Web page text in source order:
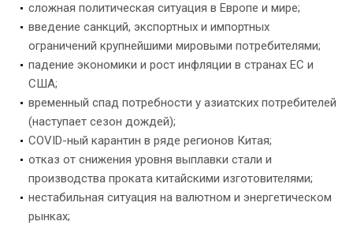
сложная политическая ситуация в Европе и мире;
введение санкций, экспортных и импортных
ограничений крупнейшими мировыми потребителями;
падение экономики и рост инфляции в странах ЕС и
США;
временный спад потребности у азиатских потребителей
(наступает сезон дождей);
COVID-ный карантин в ряде регионов Китая;
отказ от снижения уровня выплавки стали и
производства проката китайскими изготовителями;
нестабильная ситуация на валютном и энергетическом
рынках;